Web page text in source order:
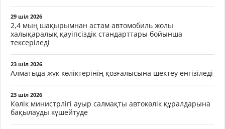
29 шіл 2026
2,4 мың шақырымнан астам автомобиль жолы
халықаралық қауіпсіздік стандарттары бойынша
тексеріледі
23 шіл 2026
Алматыда жүк көліктерінің қозғалысына шектеу енгізіледі
23 шіл 2026
Көлік министрлігі ауыр салмақты автокөлік құралдарына
бақылауды күшейтуде